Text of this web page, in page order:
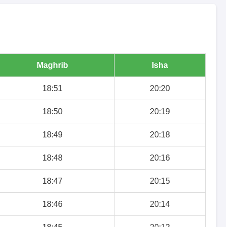
Maghrib Isha
18:51 20:20
18:50 20:19
18:49 20:18
18:48 20:16
18:47 20:15
18:46 20:14